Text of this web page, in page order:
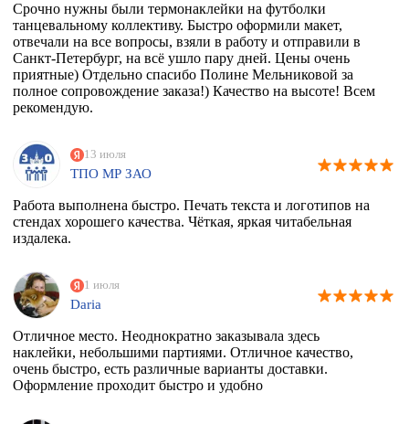
Срочно нужны были термонаклейки на футболки
танцевальному коллективу. Быстро оформили макет,
отвечали на все вопросы, взяли в работу и отправили в
Санкт-Петербург, на всё ушло пару дней. Цены очень
приятные) Отдельно спасибо Полине Мельниковой за
полное сопровождение заказа!) Качество на высоте! Всем
рекомендую.
13 июля
ТПО МР ЗАО
Работа выполнена быстро. Печать текста и логотипов на
стендах хорошего качества. Чёткая, яркая читабельная
издалека.
1 июля
Daria
Отличное место. Неоднократно заказывала здесь
наклейки, небольшими партиями. Отличное качество,
очень быстро, есть различные варианты доставки.
Оформление проходит быстро и удобно